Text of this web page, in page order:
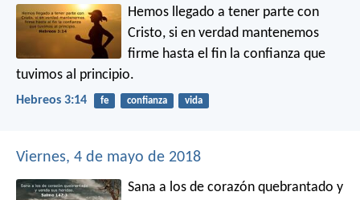
Hemos llegado a tener parte con
Cristo, si en verdad mantenemos
firme hasta el fin la confianza que
tuvimos al principio.
Hebreos 3:14 fe confianza vida
Viernes, 4 de mayo de 2018
Sana a los de corazón quebrantado y